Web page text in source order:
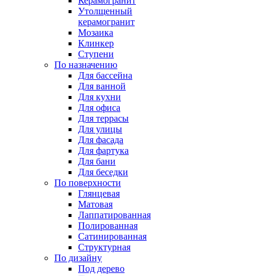
Утолщенный
керамогранит
Мозаика
Клинкер
Ступени
По назначению
Для бассейна
Для ванной
Для кухни
Для офиса
Для террасы
Для улицы
Для фасада
Для фартука
Для бани
Для беседки
По поверхности
Глянцевая
Матовая
Лаппатированная
Полированная
Сатинированная
Структурная
По дизайну
Под дерево